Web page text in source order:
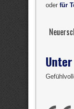
oder für